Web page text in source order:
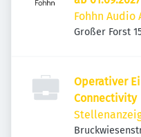
Fohhn Audio
Großer Forst
Operativer
Connectivity